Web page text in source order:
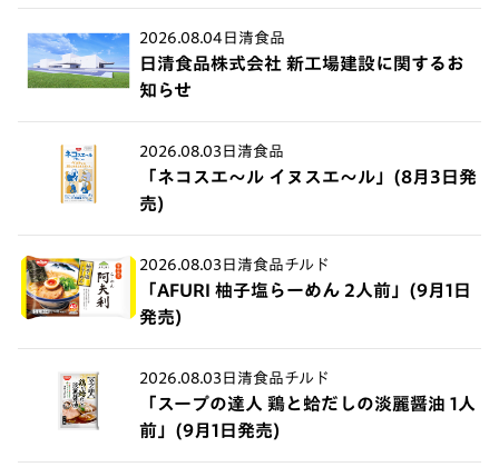
2026.08.04 日清食品
日清食品株式会社 新工場建設に関するお
知らせ
2026.08.03 日清食品
「ネコスエ～ル イヌスエ～ル」(8月3日発
売)
2026.08.03 日清食品チルド
「AFURI 柚子塩らーめん 2人前」(9月1日
発売)
2026.08.03 日清食品チルド
「スープの達人 鶏と蛤だしの淡麗醤油 1人
前」(9月1日発売)